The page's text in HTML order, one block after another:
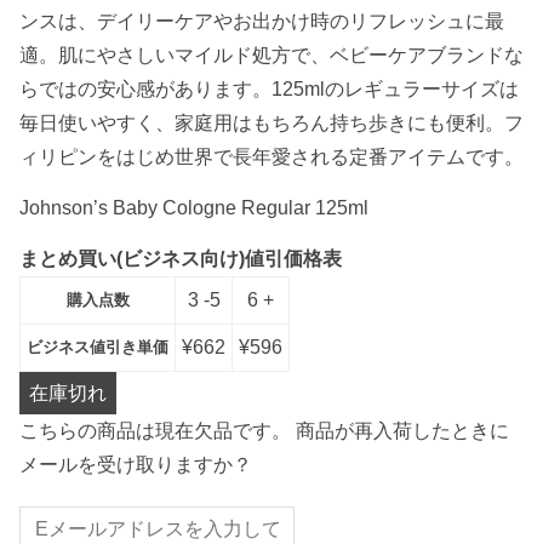
ンスは、デイリーケアやお出かけ時のリフレッシュに最
適。肌にやさしいマイルド処方で、ベビーケアブランドな
らではの安心感があります。125mlのレギュラーサイズは
毎日使いやすく、家庭用はもちろん持ち歩きにも便利。フ
ィリピンをはじめ世界で長年愛される定番アイテムです。
Johnson’s Baby Cologne Regular 125ml
まとめ買い(ビジネス向け)値引価格表
購入点数 3 -5 6 +
ビジネス値引き単価 ¥662 ¥596
在庫切れ
こちらの商品は現在欠品です。 商品が再入荷したときに
メールを受け取りますか？